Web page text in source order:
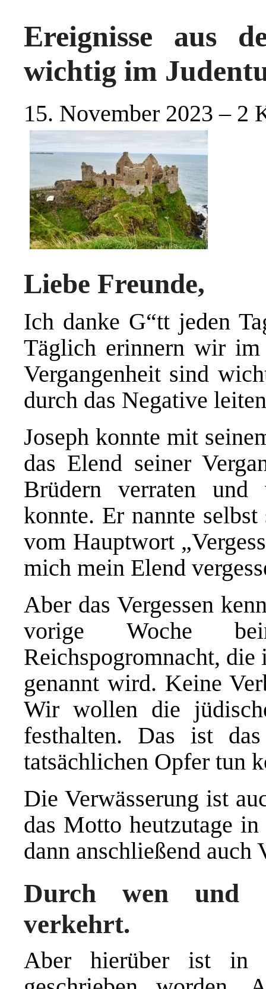
Ereignisse aus
wichtig im
15. November 2023 – 2
Liebe Freunde,
Ich danke G“tt jeden
Täglich erinnern wir im
Vergangenheit sind
durch das Negative
Joseph konnte mit
das Elend seiner
Brüdern verraten und
konnte. Er nannte
vom Hauptwort
mich mein Elend
Aber das Vergessen
vorige Woche
Reichspogromnacht,
genannt wird. Keine
Wir wollen die
festhalten. Das ist
tatsächlichen Opfer tun
Die Verwässerung ist
das Motto heutzutage
dann anschließend auch
Durch wen und
verkehrt.
Aber hierüber ist in